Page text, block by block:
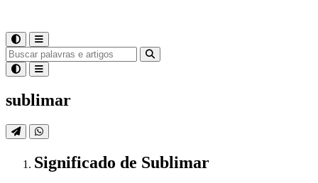
sublimar
Significado de Sublimar